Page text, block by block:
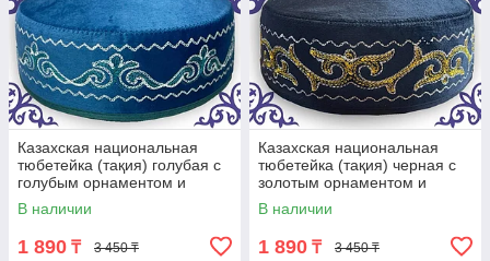
Казахская национальная
тюбетейка (тақия) голубая с
голубым орнаментом и
белой строчкой (2)
В наличии
1 890 ₸ 3 450 ₸
Казахская национальная
тюбетейка (тақия) черная с
золотым орнаментом и
белой строчкой
В наличии
1 890 ₸ 3 450 ₸